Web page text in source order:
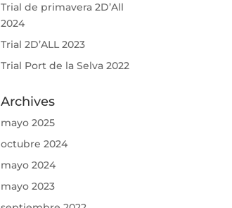
Trial de primavera 2D’All
2024
Trial 2D’ALL 2023
Trial Port de la Selva 2022
Archives
mayo 2025
octubre 2024
mayo 2024
mayo 2023